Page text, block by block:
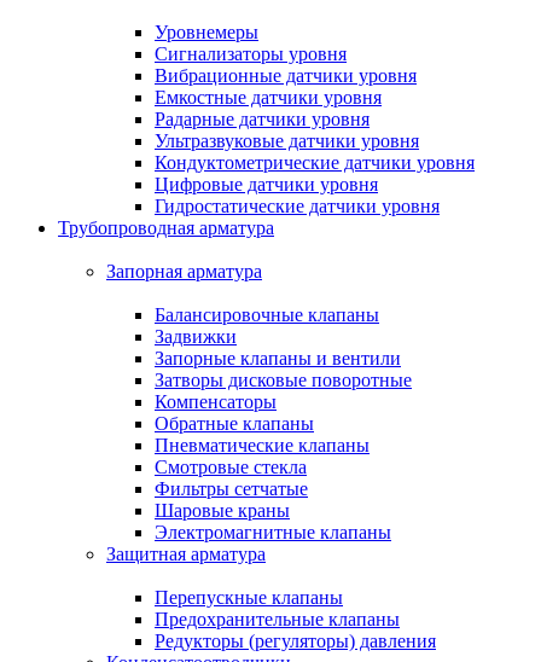
Уровнемеры
Сигнализаторы уровня
Вибрационные датчики уровня
Емкостные датчики уровня
Радарные датчики уровня
Ультразвуковые датчики уровня
Кондуктометрические датчики уровня
Цифровые датчики уровня
Гидростатические датчики уровня
Трубопроводная арматура
Запорная арматура
Балансировочные клапаны
Задвижки
Запорные клапаны и вентили
Затворы дисковые поворотные
Компенсаторы
Обратные клапаны
Пневматические клапаны
Смотровые стекла
Фильтры сетчатые
Шаровые краны
Электромагнитные клапаны
Защитная арматура
Перепускные клапаны
Предохранительные клапаны
Редукторы (регуляторы) давления